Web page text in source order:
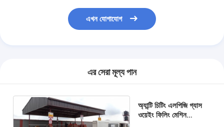
এখন যোগাযোগ
এর সেরা মূল্য পান
অ্যান্টি চিটিং এলপিজি গ্যাস
ওয়েইং ফিলিং মেশিন